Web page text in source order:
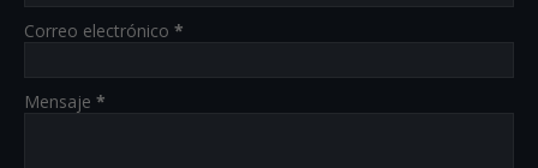
Correo electrónico *
Mensaje *